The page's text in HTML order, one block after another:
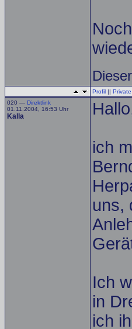
Profil ||
020 — Direktlink
01.11.2004, 16:53 Uhr
Kalla
ich
uns,
Ich
in
ich